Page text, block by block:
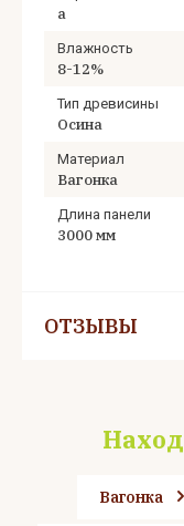
а
Влажность
8-12%
Тип древисины
Осина
Материал
Вагонка
Длина панели
3000 мм
ОТЗЫВЫ
Вагонка